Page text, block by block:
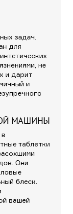
задач.
для
не
и дарит
и
МАШИНЫ
таблетки
Они
блеск.
вашей